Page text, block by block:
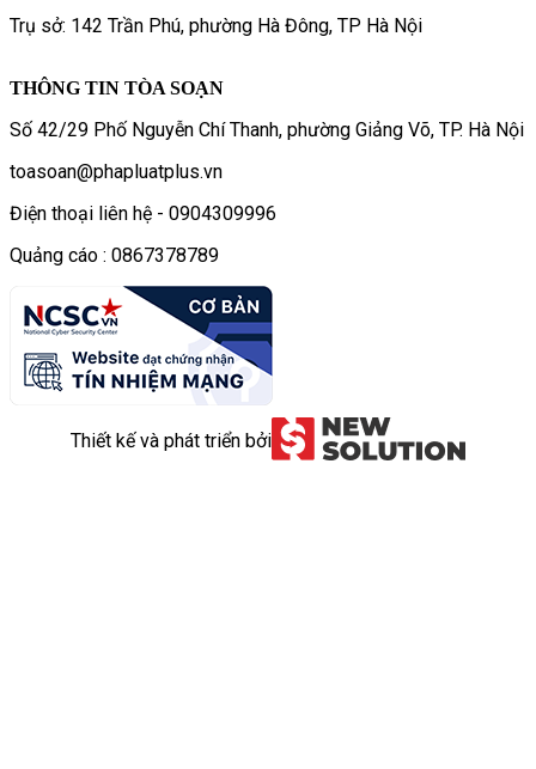
Trụ sở: 142 Trần Phú, phường Hà Đông, TP Hà Nội
THÔNG TIN TÒA SOẠN
Số 42/29 Phố Nguyễn Chí Thanh, phường Giảng Võ, TP. Hà Nội
toasoan@phapluatplus.vn
Điện thoại liên hệ - 0904309996
Quảng cáo : 0867378789
Thiết kế và phát triển bởi